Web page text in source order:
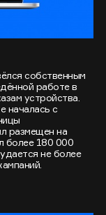
собственным
работе в
устройства.
началась с
размещен на
более 180 000
не более